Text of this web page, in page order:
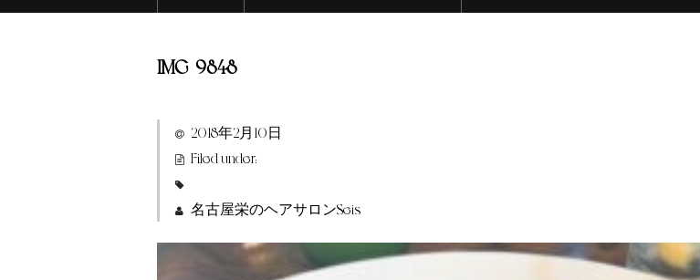
IMG_9848
2018年2月10日
Filed under:
名古屋栄のヘアサロンSeis